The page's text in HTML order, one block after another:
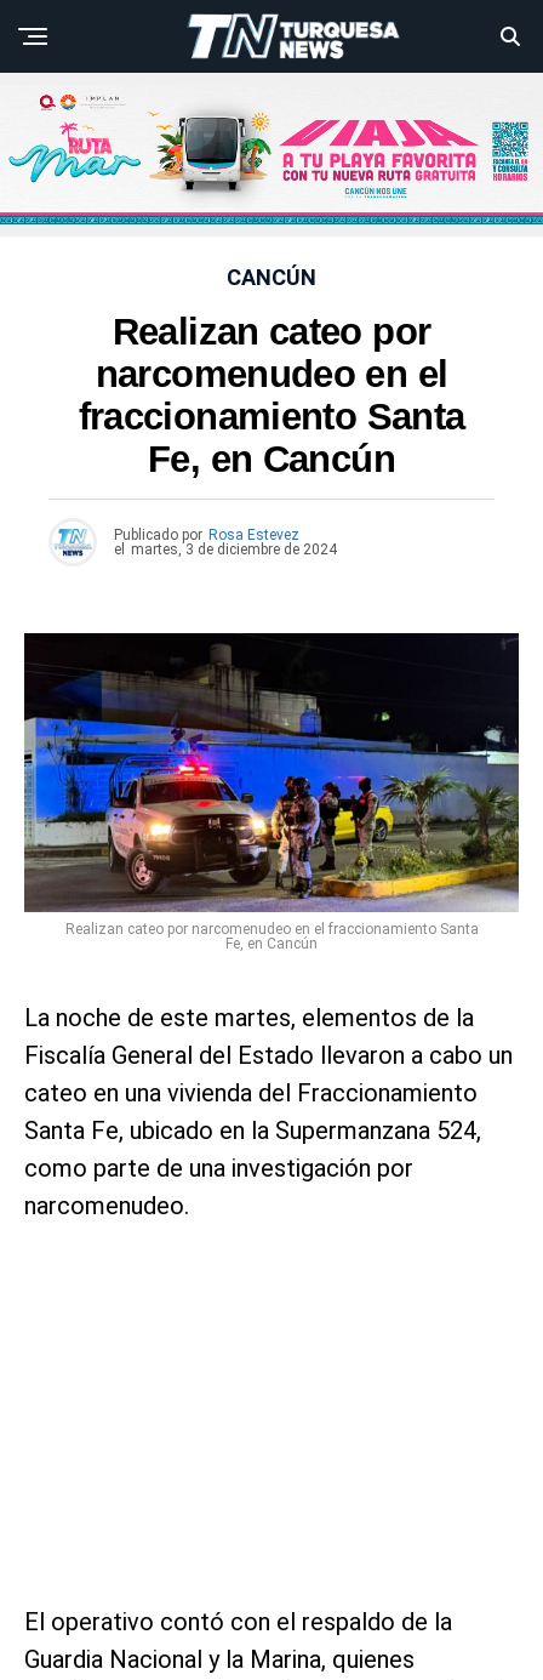
CANCÚN
Realizan cateo por
narcomenudeo en el
fraccionamiento Santa
Fe, en Cancún
Publicado por Rosa Estevez
el
martes, 3 de diciembre de 2024
Realizan cateo por narcomenudeo en el fraccionamiento Santa
Fe, en Cancún
La noche de este martes, elementos de la
Fiscalía General del Estado llevaron a cabo un
cateo en una vivienda del Fraccionamiento
Santa Fe, ubicado en la Supermanzana 524,
como parte de una investigación por
narcomenudeo.
El operativo contó con el respaldo de la
Guardia Nacional y la Marina, quienes